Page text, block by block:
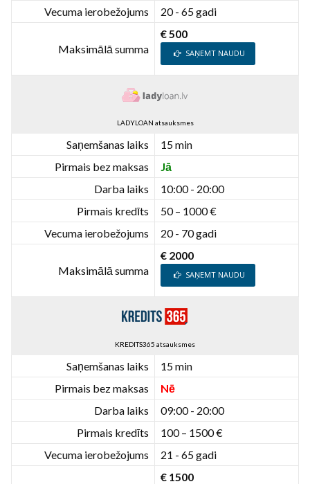
Vecuma ierobežojums
20 - 65 gadi
Maksimālā summa
€ 500
SAŅEMT NAUDU
LADYLOAN atsauksmes
Saņemšanas laiks
15 min
Pirmais bez maksas
Jā
Darba laiks
10:00 - 20:00
Pirmais kredīts
50 – 1000 €
Vecuma ierobežojums
20 - 70 gadi
Maksimālā summa
€ 2000
SAŅEMT NAUDU
KREDITS365 atsauksmes
Saņemšanas laiks
15 min
Pirmais bez maksas
Nē
Darba laiks
09:00 - 20:00
Pirmais kredīts
100 – 1500 €
Vecuma ierobežojums
21 - 65 gadi
€ 1500